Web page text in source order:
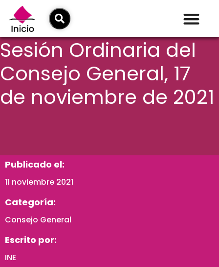
Sesión Ordinaria del
Consejo General, 17
de noviembre de 2021
Publicado el:
11 noviembre 2021
Categoría:
Consejo General
Escrito por:
INE